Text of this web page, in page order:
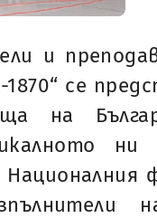
и
се
на
ни